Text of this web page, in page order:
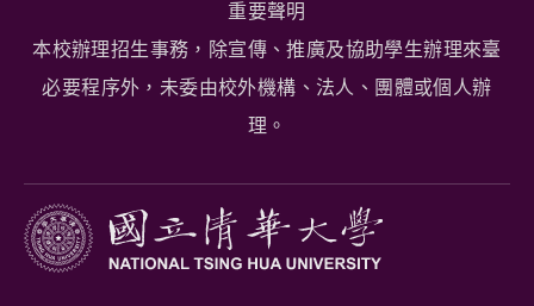
重要聲明
本校辦理招生事務，除宣傳、推廣及協助學生辦理來臺
必要程序外，未委由校外機構、法人、團體或個人辦
理。